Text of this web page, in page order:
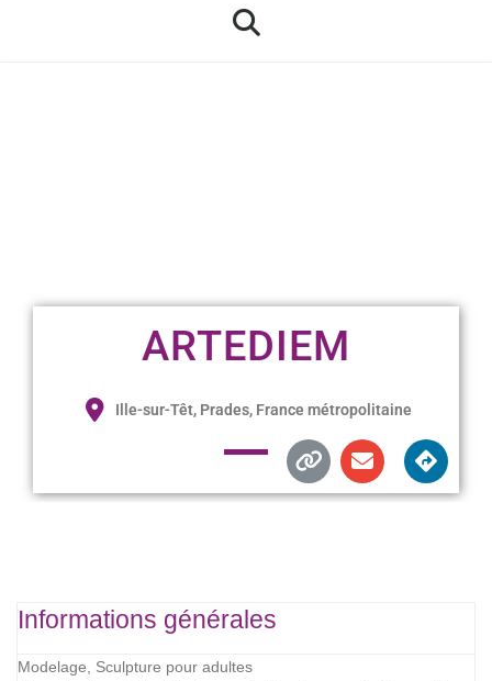
ARTEDIEM
Ille-sur-Têt, Prades, France métropolitaine
Informations générales
Modelage, Sculpture pour adultes